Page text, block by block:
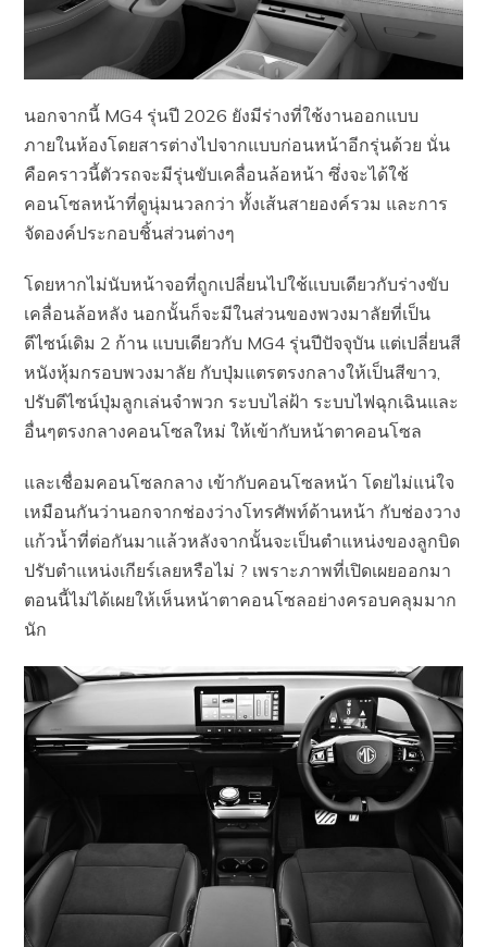
นอกจากนี้ MG4 รุ่นปี 2026 ยังมีร่างที่ใช้งานออกแบบ
ภายในห้องโดยสารต่างไปจากแบบก่อนหน้าอีกรุ่นด้วย นั่น
คือคราวนี้ตัวรถจะมีรุ่นขับเคลื่อนล้อหน้า ซึ่งจะได้ใช้
คอนโซลหน้าที่ดูนุ่มนวลกว่า ทั้งเส้นสายองค์รวม และการ
จัดองค์ประกอบชิ้นส่วนต่างๆ
โดยหากไม่นับหน้าจอที่ถูกเปลี่ยนไปใช้แบบเดียวกับร่างขับ
เคลื่อนล้อหลัง นอกนั้นก็จะมีในส่วนของพวงมาลัยที่เป็น
ดีไซน์เดิม 2 ก้าน แบบเดียวกับ MG4 รุ่นปีปัจจุบัน แต่เปลี่ยนสี
หนังหุ้มกรอบพวงมาลัย กับปุ่มแตรตรงกลางให้เป็นสีขาว,
ปรับดีไซน์ปุ่มลูกเล่นจำพวก ระบบไล่ฝ้า ระบบไฟฉุกเฉินและ
อื่นๆตรงกลางคอนโซลใหม่ ให้เข้ากับหน้าตาคอนโซล
และเชื่อมคอนโซลกลาง เข้ากับคอนโซลหน้า โดยไม่แน่ใจ
เหมือนกันว่านอกจากช่องว่างโทรศัพท์ด้านหน้า กับช่องวาง
แก้วน้ำที่ต่อกันมาแล้วหลังจากนั้นจะเป็นตำแหน่งของลูกบิด
ปรับตำแหน่งเกียร์เลยหรือไม่ ? เพราะภาพที่เปิดเผยออกมา
ตอนนี้ไม่ได้เผยให้เห็นหน้าตาคอนโซลอย่างครอบคลุมมาก
นัก